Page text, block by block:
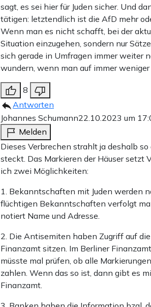
sagt, es sei hier für Juden sicher. Und
tätigen: letztendlich ist die AfD mehr
Wenn man es nicht schafft, bei der
Situation einzugehen, sondern nur
sich gerade in Umfragen immer weiter
wundern, wenn man auf immer
8
Antworten
Johannes Schumann22.10.2023 um
Melden
Dieses Verbrechen strahlt ja deshalb
steckt. Das Markieren der Häuser setzt
ich zwei Möglichkeiten:
1. Bekanntschaften mit Juden werden
flüchtigen Bekanntschaften verfolgt
notiert Name und Adresse.
2. Die Antisemiten haben Zugriff auf
Finanzamt sitzen. Im Berliner
müsste mal prüfen, ob alle
zahlen. Wenn das so ist, dann gibt es
Finanzamt.